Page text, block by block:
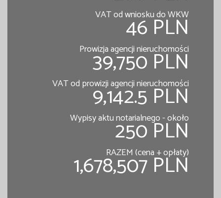
VAT od wniosku do WKW
46 PLN
Prowizja agencji nieruchomości
39,750 PLN
VAT od prowizji agencji nieruchomości
9,142.5 PLN
Wypisy aktu notarialnego - około
250 PLN
RAZEM (cena + opłaty)
1,678,507 PLN